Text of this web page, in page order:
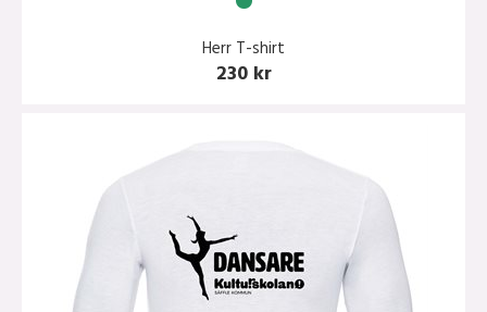
Herr T-shirt
230 kr